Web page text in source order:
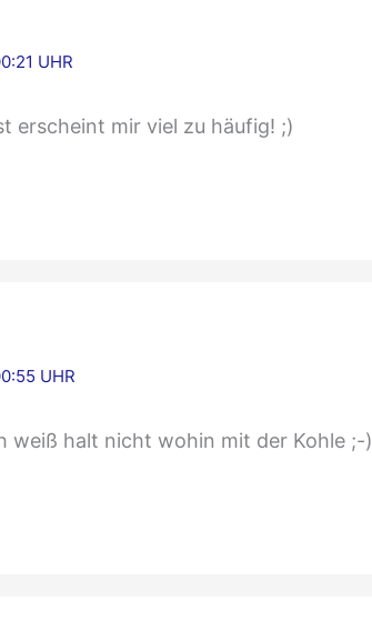
UHR
erscheint mir viel zu häufig! ;)
UHR
weiß halt nicht wohin mit der Kohle ;-)